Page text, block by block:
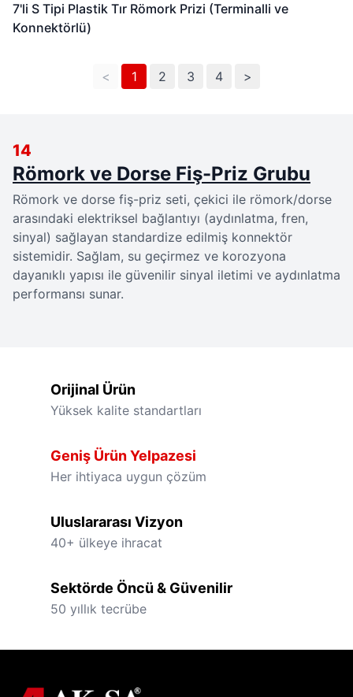
7'li S Tipi Plastik Tır Römork Prizi (Terminalli ve
Konnektörlü)
< 1 2 3 4 >
14
Römork ve Dorse Fiş-Priz Grubu
Römork ve dorse fiş-priz seti, çekici ile römork/dorse
arasındaki elektriksel bağlantıyı (aydınlatma, fren,
sinyal) sağlayan standardize edilmiş konnektör
sistemidir. Sağlam, su geçirmez ve korozyona
dayanıklı yapısı ile güvenilir sinyal iletimi ve aydınlatma
performansı sunar.
Orijinal Ürün
Yüksek kalite standartları
Geniş Ürün Yelpazesi
Her ihtiyaca uygun çözüm
Uluslararası Vizyon
40+ ülkeye ihracat
Sektörde Öncü & Güvenilir
50 yıllık tecrübe